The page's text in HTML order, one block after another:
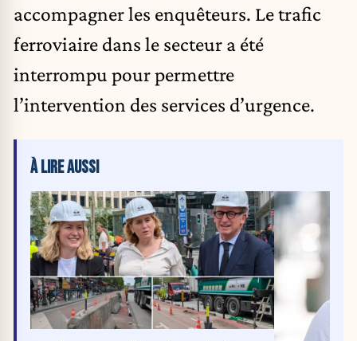
accompagner les enquêteurs. Le trafic
ferroviaire dans le secteur a été
interrompu pour permettre
l’intervention des services d’urgence.
À LIRE AUSSI